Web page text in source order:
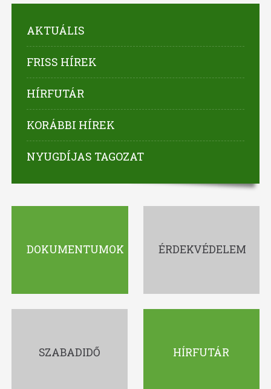
AKTUÁLIS
FRISS HÍREK
HÍRFUTÁR
KORÁBBI HÍREK
NYUGDÍJAS TAGOZAT
DOKUMENTUMOK ÉRDEKVÉDELEM
SZABADIDŐ HÍRFUTÁR